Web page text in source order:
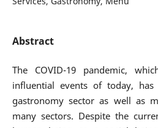
Abstract
The COVID-19 pandemic,
influential events of today,
gastronomy sector as well as
many sectors. Despite the